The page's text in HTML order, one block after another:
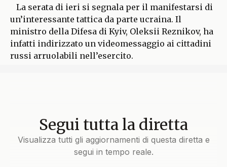
La serata di ieri si segnala per il manifestarsi di
un’interessante tattica da parte ucraina. Il
ministro della Difesa di Kyiv, Oleksii Reznikov, ha
infatti indirizzato un videomessaggio ai cittadini
russi arruolabili nell’esercito.
Segui tutta la diretta
Visualizza tutti gli aggiornamenti di questa diretta e
segui in tempo reale.